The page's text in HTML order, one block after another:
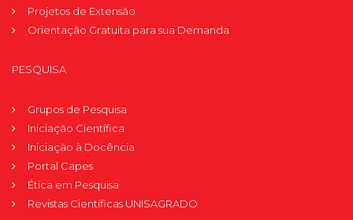
Projetos de Extensão
Orientação Gratuita para sua Demanda
PESQUISA
Grupos de Pesquisa
Iniciação Científica
Iniciação à Docência
Portal Capes
Ética em Pesquisa
Revistas Científicas UNISAGRADO